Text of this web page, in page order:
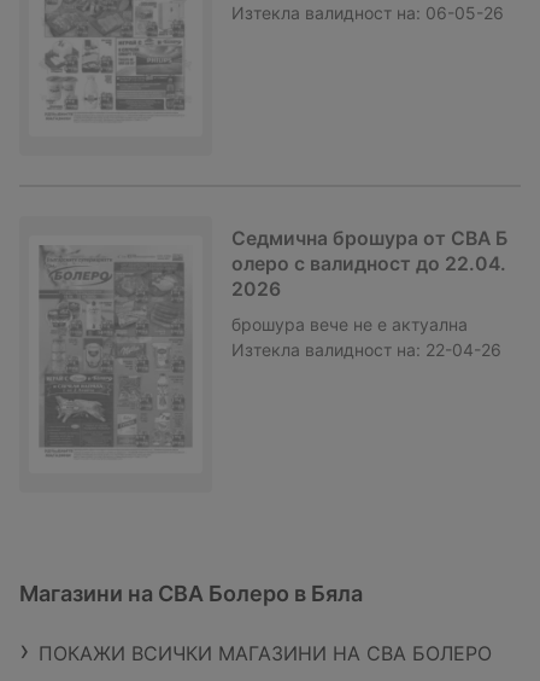
Изтекла валидност на: 06-05-26
Седмична брошура от CBA Б
олеро с валидност до 22.04.
2026
брошура вече не е актуална
Изтекла валидност на: 22-04-26
Магазини на CBA Болеро в Бяла
ПОКАЖИ ВСИЧКИ МАГАЗИНИ НА CBA БОЛЕРО